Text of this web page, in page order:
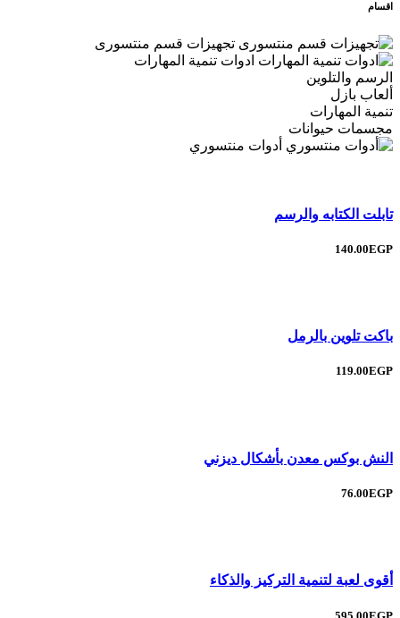
اقسام
تجهيزات قسم منتسورى
ادوات تنمية المهارات
الرسم والتلوين
ألعاب بازل
تنمية المهارات
مجسمات حيوانات
أدوات منتسوري
تابلت الكتابه والرسم
140.00EGP
باكت تلوين بالرمل
119.00EGP
النش بوكس معدن بأشكال ديزني
76.00EGP
أقوى لعبة لتنمية التركيز والذكاء